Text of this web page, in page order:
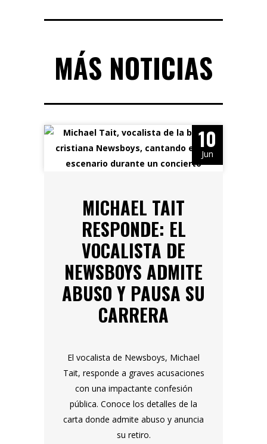
MÁS NOTICIAS
10
Jun
MICHAEL TAIT
RESPONDE: EL
VOCALISTA DE
NEWSBOYS ADMITE
ABUSO Y PAUSA SU
CARRERA
El vocalista de Newsboys, Michael
Tait, responde a graves acusaciones
con una impactante confesión
pública. Conoce los detalles de la
carta donde admite abuso y anuncia
su retiro.